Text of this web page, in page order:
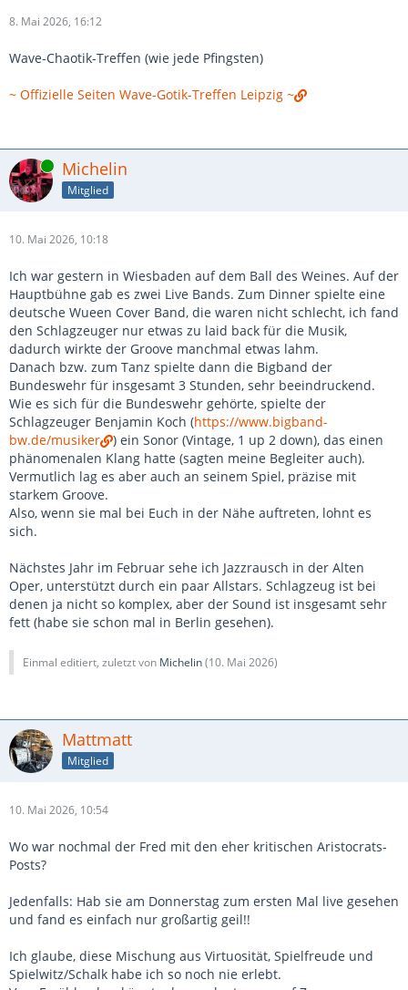
8. Mai 2026, 16:12
Wave-Chaotik-Treffen (wie jede Pfingsten)
~ Offizielle Seiten Wave-Gotik-Treffen Leipzig ~
Online Michelin
Mitglied
10. Mai 2026, 10:18
Ich war gestern in Wiesbaden auf dem Ball des Weines. Auf der
Hauptbühne gab es zwei Live Bands. Zum Dinner spielte eine
deutsche Wueen Cover Band, die waren nicht schlecht, ich fand
den Schlagzeuger nur etwas zu laid back für die Musik,
dadurch wirkte der Groove manchmal etwas lahm.
Danach bzw. zum Tanz spielte dann die Bigband der
Bundeswehr für insgesamt 3 Stunden, sehr beeindruckend.
Wie es sich für die Bundeswehr gehörte, spielte der
Schlagzeuger Benjamin Koch (https://www.bigband-
bw.de/musiker
) ein Sonor (Vintage, 1 up 2 down), das einen
phänomenalen Klang hatte (sagten meine Begleiter auch).
Vermutlich lag es aber auch an seinem Spiel, präzise mit
starkem Groove.
Also, wenn sie mal bei Euch in der Nähe auftreten, lohnt es
sich.
Nächstes Jahr im Februar sehe ich Jazzrausch in der Alten
Oper, unterstützt durch ein paar Allstars. Schlagzeug ist bei
denen ja nicht so komplex, aber der Sound ist insgesamt sehr
fett (habe sie schon mal in Berlin gesehen).
Einmal editiert, zuletzt von Michelin(10. Mai 2026)
Mattmatt
Mitglied
10. Mai 2026, 10:54
Wo war nochmal der Fred mit den eher kritischen Aristocrats-
Posts?
Jedenfalls: Hab sie am Donnerstag zum ersten Mal live gesehen
und fand es einfach nur großartig geil!!
Ich glaube, diese Mischung aus Virtuosität, Spielfreude und
Spielwitz/Schalk habe ich so noch nie erlebt.